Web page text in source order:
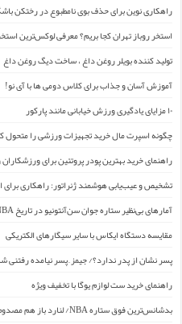
راهکاری نوین برای حذف بوی نامطبوع در رختکن
استخر روباز تهران کجا بریم؟ معرفی لوکس‌ترین
تولید کننده بویلر روغن داغ ، ساخت دیگ روغن داغ
آموزش آسان و جذاب برای کلاس دومی ها با آی نو!
۱۰ مزایای یادگیری ورزش خیابانی مانند پارکور
چگونه اسپرت مال خرید تجهیزات ورزشی را
راهنمای خرید بهترین پودر پروتئین برای
تشخیص و عیب‌یابی هوشمند ژنراتور: راهکاری
آمارهای بی‌نظیر ستاره جوان سن‌آنتونیو در تاریخ NBA
مقایسه دستگاه ایکاس با سایر سیگارهای الکتریکی
پسر نشان از پدر ندارد؟/ جیمز ِ پسر نیامده رفتنی
راهنمای خرید ست لوازم یوگا با تخفیف ویژه
بدشانس‌ترین فوق ستاره NBA/ لنارد باز هم مصدوم شد